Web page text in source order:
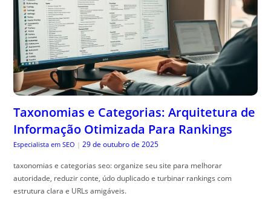
Taxonomias e Categorias: Arquitetura de
Informação Otimizada Para Rankings
Especialista em SEO | 29 de outubro de 2025
taxonomias e categorias seo: organize seu site para melhorar
autoridade, reduzir conte, údo duplicado e turbinar rankings com
estrutura clara e URLs amigáveis.